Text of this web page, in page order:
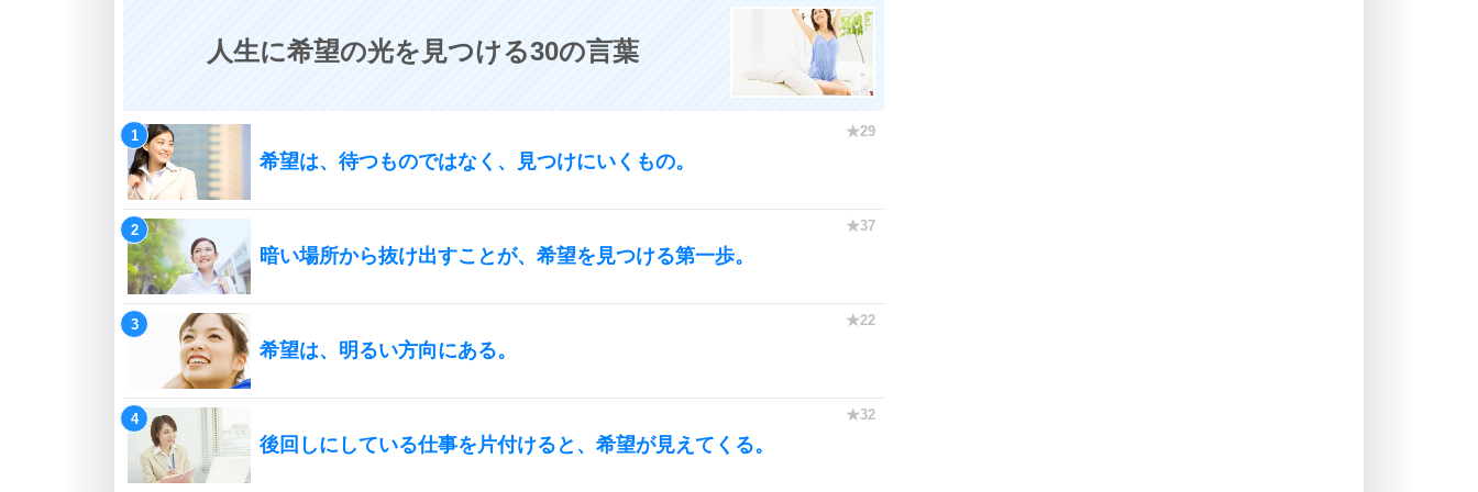
人生に希望の光を見つける30の言葉
希望は、待つものではなく、見つけにいくもの。
暗い場所から抜け出すことが、希望を見つける第一歩。
希望は、明るい方向にある。
後回しにしている仕事を片付けると、希望が見えてくる。